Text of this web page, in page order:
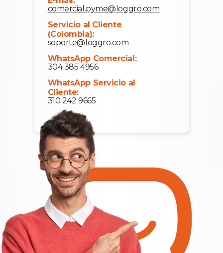
comercial.pyme@loggro.com
Servicio al Cliente
(Colombia):
soporte@loggro.com
WhatsApp Comercial:
304 385 4956
WhatsApp Servicio al
Cliente:
310 242 9665